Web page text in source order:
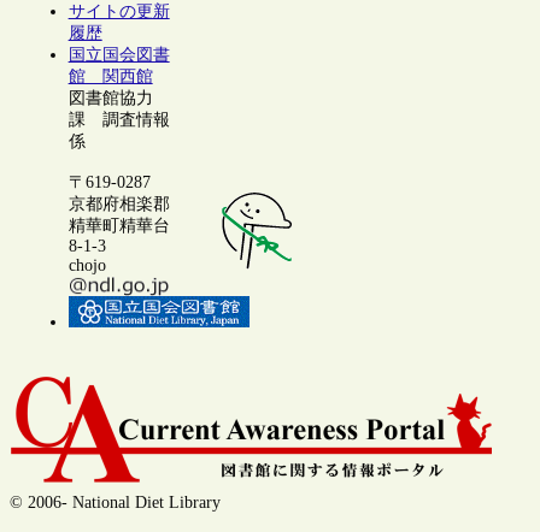
サイトの更新
履歴
国立国会図書
館 関西館
図書館協力
課 調査情報
係
〒619-0287
京都府相楽郡
精華町精華台
8-1-3
chojo
© 2006- National Diet Library